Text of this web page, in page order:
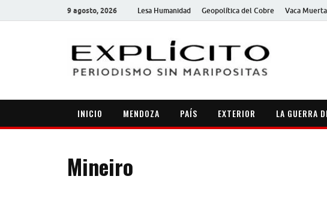
9 agosto, 2026 Lesa Humanidad Geopolítica del Cobre Vaca Muerta
INICIO MENDOZA PAÍS EXTERIOR LA GUERRA
Mineiro